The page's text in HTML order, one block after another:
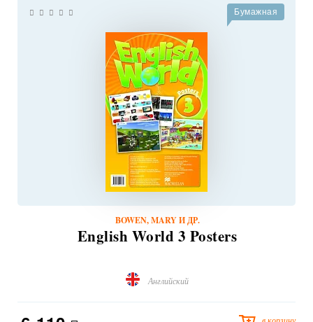
Бумажная
BOWEN, MARY И ДР.
English World 3 Posters
Английский
в корзину